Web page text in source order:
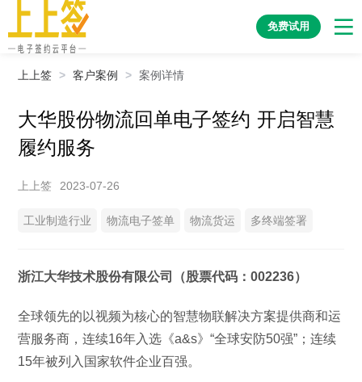
免费试用
上上签 > 客户案例 > 案例详情
大华股份物流回单电子签约 开启智慧
履约服务
上上签 2023-07-26
工业制造行业 物流电子签单 物流货运 多终端签署
浙江大华技术股份有限公司（股票代码：002236）
全球领先的以视频为核心的智慧物联解决方案提供商和运
营服务商，连续16年入选《a&s》“全球安防50强”；连续
15年被列入国家软件企业百强。